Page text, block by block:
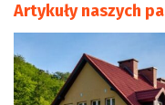
Artykuły naszych